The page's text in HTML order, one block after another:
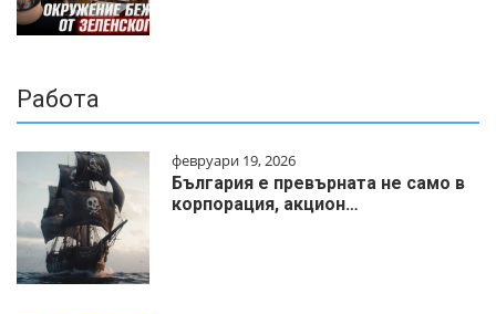
Работа
февруари 19, 2026
България е превърната не само в
корпорация, акцион…